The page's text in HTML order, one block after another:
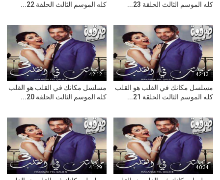
كله الموسم الثالث الحلقة 23...
كله الموسم الثالث الحلقة 22...
42:13
مسلسل مكانك في القلب هو القلب
كله الموسم الثالث الحلقة 21...
42:12
مسلسل مكانك في القلب هو القلب
كله الموسم الثالث الحلقة 20...
40:34
41:29